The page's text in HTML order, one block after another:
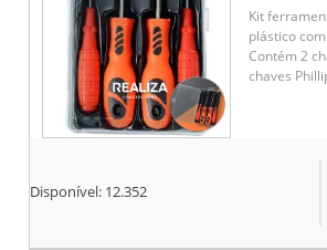
Kit
plástico
Contém 2
chaves
Disponível: 12.352